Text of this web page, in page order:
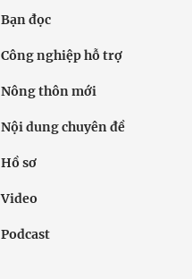
Bạn đọc
Công nghiệp hỗ trợ
Nông thôn mới
Nội dung chuyên đề
Hồ sơ
Video
Podcast